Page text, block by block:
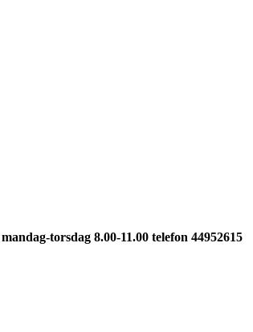
mandag-torsdag 8.00-11.00 telefon 44952615